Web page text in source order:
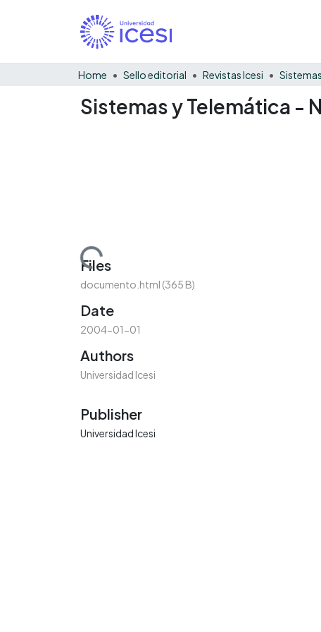
Home Sello editorial Revistas Icesi
Sistemas y Telemática -
Loading...
Files
documento.html (365 B)
Date
2004-01-01
Authors
Universidad Icesi
Publisher
Universidad Icesi